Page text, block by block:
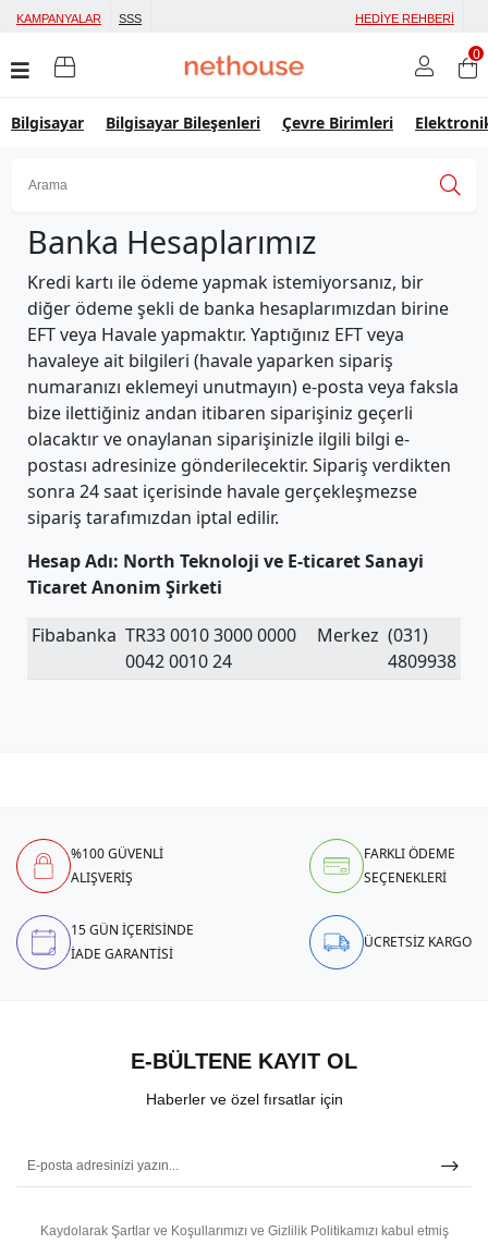
KAMPANYALAR SSS HEDİYE REHBERİ
Bilgisayar Bilgisayar Bileşenleri Çevre Birimleri
Üye Girişi Üye Ol Facebook İle Bağlan
Google İle Bağlan
0
Banka Hesaplarımız
Kredi kartı ile ödeme yapmak istemiyorsanız, bir
diğer ödeme şekli de banka hesaplarımızdan birine
EFT veya Havale yapmaktır. Yaptığınız EFT veya
havaleye ait bilgileri (havale yaparken sipariş
numaranızı eklemeyi unutmayın) e-posta veya faksla
bize ilettiğiniz andan itibaren siparişiniz geçerli
olacaktır ve onaylanan siparişinizle ilgili bilgi e-
postası adresinize gönderilecektir. Sipariş verdikten
sonra 24 saat içerisinde havale gerçekleşmezse
sipariş tarafımızdan iptal edilir.
Hesap Adı: North Teknoloji ve E-ticaret Sanayi
Ticaret Anonim Şirketi
Fibabanka TR33 0010 3000 0000
0042 0010 24
Merkez (031)
4809938
%100 GÜVENLİ
ALIŞVERİŞ
FARKLI ÖDEME
SEÇENEKLERİ
15 GÜN İÇERİSİNDE
İADE GARANTİSİ
ÜCRETSİZ KARGO
E-BÜLTENE KAYIT OL
Haberler ve özel fırsatlar için
Kaydolarak Şartlar ve Koşullarımızı ve Gizlilik Politikamızı kabul etmiş